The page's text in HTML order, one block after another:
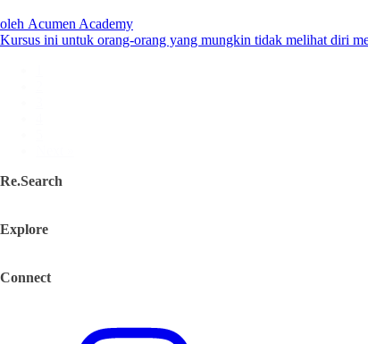
oleh Acumen Academy
Kursus ini untuk orang-orang yang mungkin tidak melihat diri
Re.Search
Explore
Connect